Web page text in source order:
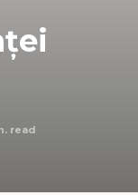
read